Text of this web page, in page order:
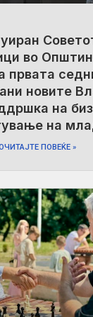
во
првата
новите
на
на
ПОВЕЌЕ »